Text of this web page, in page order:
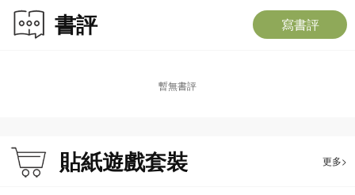
書評 寫書評
暫無書評
貼紙遊戲套裝 更多>